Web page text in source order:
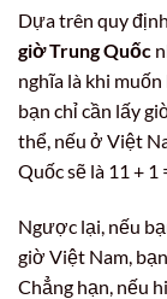
Dựa trên quy
giờ Trung Quốc
nghĩa là khi
bạn chỉ cần lấy
thể, nếu ở Việt
Quốc sẽ là 11 + 1
Ngược lại, nếu
giờ Việt Nam,
Chẳng hạn, nếu